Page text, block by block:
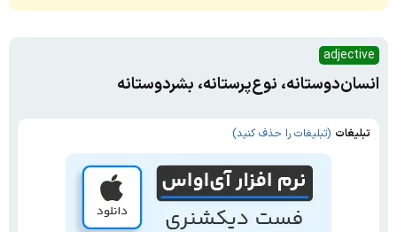
adjective
انسان‌دوستانه، نوع‌پرستانه، بشردوستانه
تبلیغات (تبلیغات را حذف کنید)